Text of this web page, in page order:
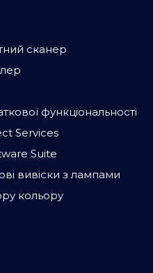
сканер
функціональності
Services
Suite
вивіски з лампами
кольору